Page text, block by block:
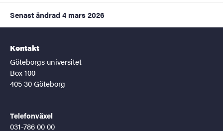
Senast ändrad 4 mars 2026
Kontakt
Göteborgs universitet
Box 100
405 30 Göteborg
Telefonväxel
031-786 00 00